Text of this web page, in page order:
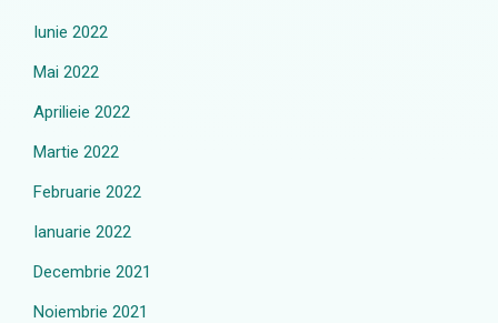
Iunie 2022
Mai 2022
Aprilieie 2022
Martie 2022
Februarie 2022
Ianuarie 2022
Decembrie 2021
Noiembrie 2021